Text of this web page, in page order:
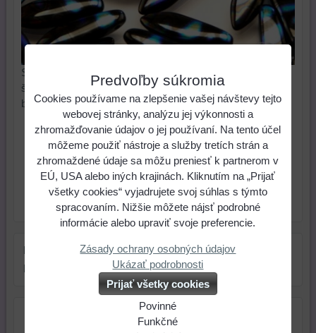
Sklenené mačkané korálky v tvare jazýček na tvorbu
šitých šperkov, bižutérie, šitých kvietkov, ježoviek a pod. V
balení 10 ks. MKJ069-010
Cena: 0,90 €
ks Do košíka
Skladové číslo:Dostupnosť:Posledný kus
Farba:
čierna
Rozmer:
Predvoľby súkromia
Cookies používame na zlepšenie vašej návštevy tejto
webovej stránky, analýzu jej výkonnosti a
zhromažďovanie údajov o jej používaní. Na tento účel
môžeme použiť nástroje a služby tretích strán a
zhromaždené údaje sa môžu preniesť k partnerom v
EÚ, USA alebo iných krajinách. Kliknutím na „Prijať
všetky cookies“ vyjadrujete svoj súhlas s týmto
spracovaním. Nižšie môžete nájsť podrobné
informácie alebo upraviť svoje preferencie.
Zásady ochrany osobných údajov
Ukázať podrobnosti
Prijať všetky cookies
Povinné
Funkčné